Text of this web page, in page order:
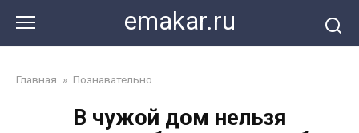
контенту
emakar.ru
Главная » Познавательно
В чужой дом нельзя